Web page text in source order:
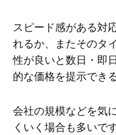
スピード感がある対
れるか、またそのタ
性が良いと数日・即
的な価格を提示でき
会社の規模などを気
くいく場合も多いです